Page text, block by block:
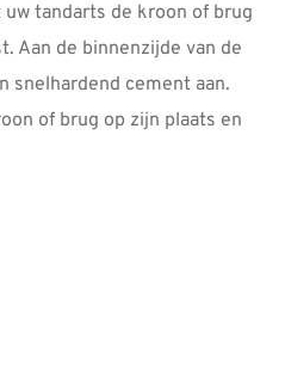
tandarts de kroon of brug
Aan de binnenzijde van de
snelhardend cement aan.
of brug op zijn plaats en